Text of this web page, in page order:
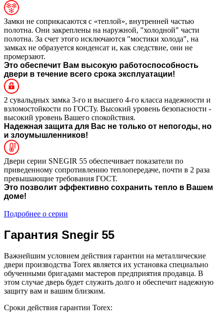
Замки не соприкасаются с «теплой», внутренней частью
полотна. Они закреплены на наружной, "холодной" части
полотна. За счет этого исключаются "мостики холода", на
замках не образуется конденсат и, как следствие, они не
промерзают.
Это обеспечит Вам высокую работоспособность
двери в течение всего срока эксплуатации!
2 сувальдных замка 3-го и высшего 4-го класса надежности и
взломостойкости по ГОСТу. Высокий уровень безопасности -
высокий уровень Вашего спокойствия.
Надежная защита для Вас не только от непогоды, но
и злоумышленников!
Двери серии SNEGIR 55 обеспечивает показатели по
приведенному сопротивлению теплопередаче, почти в 2 раза
превышающие требования ГОСТ.
Это позволит эффективно сохранить тепло в Вашем
доме!
Подробнее о серии
Гарантия Snegir 55
Важнейшим условием действия гарантии на металлические
двери производства Torex является их установка специально
обученными бригадами мастеров предприятия продавца. В
этом случае дверь будет служить долго и обеспечит надежную
защиту вам и вашим близким.
Сроки действия гарантии Torex: